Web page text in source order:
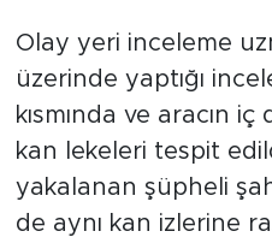
Olay yeri inceleme
üzerinde yaptığı
kısmında ve aracın
kan lekeleri tespit
yakalanan şüpheli
de aynı kan izlerine